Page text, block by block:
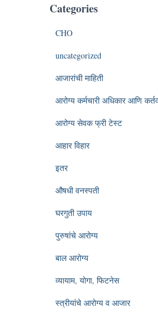
Categories
CHO
uncategorized
आजारांची माहिती
आरोग्य कर्मचारी अधिकार आणि
आरोग्य सेवक फ्री टेस्ट
आहार विहार
इतर
औषधी वनस्पती
घरगुती उपाय
पुरुषांचे आरोग्य
बाल आरोग्य
व्यायाम, योगा, फिटनेस
स्त्रीयांचे आरोग्य व आजार